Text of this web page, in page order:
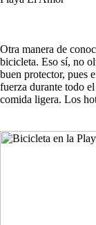
Otra manera de
bicicleta. Eso sí, no
buen protector, pues
fuerza durante todo
comida ligera. Los